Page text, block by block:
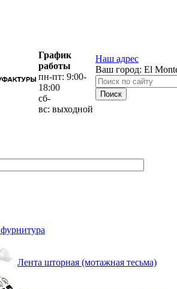
График
работы
пн-пт: 9:00-
18:00
сб-
вс: выходной
Наш адрес
Ваш город: El
Лента шторная (мотажная тесьма)